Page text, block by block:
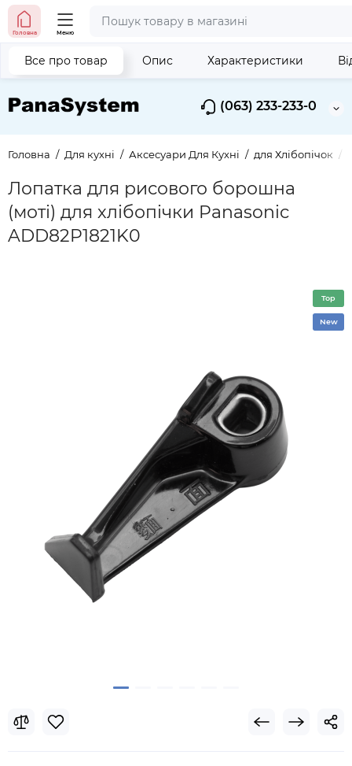
(063) 233-233-0
Головна Меню
Головна Для кухні Аксесуари Для Кухні для Хлібопічок
Лопатка для рисового борошна
(моті) для хлібопічки Panasonic
ADD82P1821K0
Все про товар Опис Характеристики
Top
New